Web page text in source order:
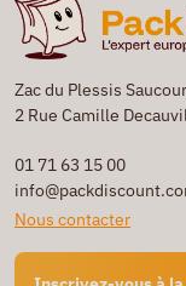
Zac du Plessis
2 Rue Camille
01 71 63 15 00
Nous contacter